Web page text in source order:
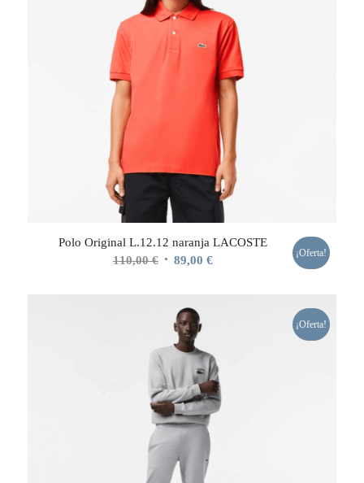
Polo Original L.12.12 naranja LACOSTE
110,00€ El
era:
110,00 €.
89,00 €El
¡Oferta!
¡Oferta!